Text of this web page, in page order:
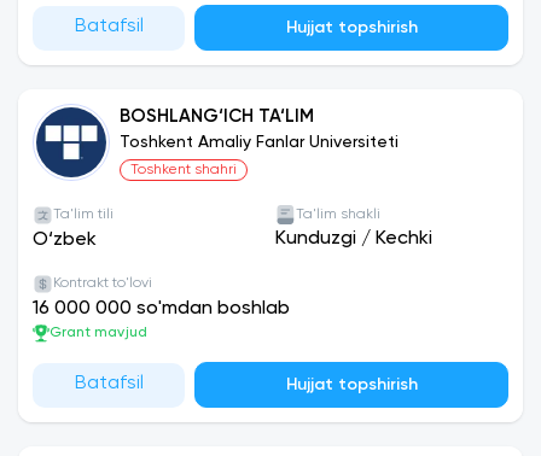
Batafsil Hujjat topshirish
BOSHLANG‘ICH TA‘LIM
Toshkent Amaliy Fanlar Universiteti
Toshkent shahri
Ta'lim tili
O‘zbek
Ta'lim shakli
Kunduzgi / Kechki
Kontrakt to'lovi
16 000 000 so'mdan boshlab
Grant mavjud
Batafsil Hujjat topshirish